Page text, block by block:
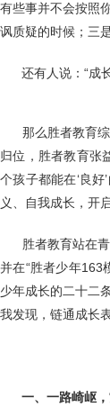
有些事并不会按照
讽质疑的时候；三
还有人说：“成
那么胜者教育
归位，胜者教育张
个孩子都能在‘良
义、自我成长，开
胜者教育站在
并在“胜者少年163
少年成长的二十二
我发现，链通成长
一、一路崎岖